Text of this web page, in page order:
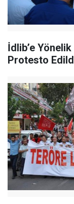
İdlib’e
Protesto